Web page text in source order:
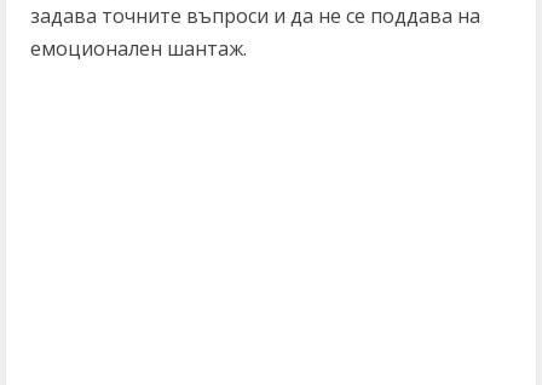
задава точните въпроси и да не се поддава на
емоционален шантаж.